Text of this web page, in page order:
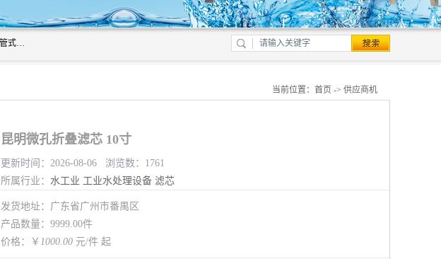
广州滤源过滤器材有限公司主营经营产品有：PTFE烧结滤芯、PE滤芯，烧结滤芯，PE烧结滤芯，PA烧结滤芯，管式膜支撑管，真空上料机滤芯，粉末烧结滤芯，止溢滤芯，吸头滤芯，湿化瓶滤芯、不锈钢烧结滤芯等。公司现拥有一批精干的管理人员和一支高素质的技术队伍，舒适优雅的办公环境和拥有全新现代化标准厂房。
当前位置： 首页 -> 供应商机
昆明微孔折叠滤芯 10寸
更新时间：2026-08-06 浏览数：1761
所属行业： 水工业 工业水处理设备 滤芯
发货地址：广东省广州市番禺区
产品数量：9999.00件
价格：￥ 1000.00 元/件 起